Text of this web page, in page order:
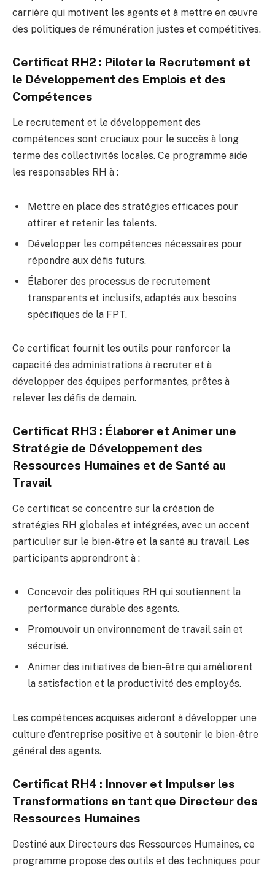
carrière qui motivent les agents et à mettre en œuvre
des politiques de rémunération justes et compétitives.
Certificat RH2 : Piloter le Recrutement et
le Développement des Emplois et des
Compétences
Le recrutement et le développement des
compétences sont cruciaux pour le succès à long
terme des collectivités locales. Ce programme aide
les responsables RH à :
Mettre en place des stratégies efficaces pour
attirer et retenir les talents.
Développer les compétences nécessaires pour
répondre aux défis futurs.
Élaborer des processus de recrutement
transparents et inclusifs, adaptés aux besoins
spécifiques de la FPT.
Ce certificat fournit les outils pour renforcer la
capacité des administrations à recruter et à
développer des équipes performantes, prêtes à
relever les défis de demain.
Certificat RH3 : Élaborer et Animer une
Stratégie de Développement des
Ressources Humaines et de Santé au
Travail
Ce certificat se concentre sur la création de
stratégies RH globales et intégrées, avec un accent
particulier sur le bien-être et la santé au travail. Les
participants apprendront à :
Concevoir des politiques RH qui soutiennent la
performance durable des agents.
Promouvoir un environnement de travail sain et
sécurisé.
Animer des initiatives de bien-être qui améliorent
la satisfaction et la productivité des employés.
Les compétences acquises aideront à développer une
culture d’entreprise positive et à soutenir le bien-être
général des agents.
Certificat RH4 : Innover et Impulser les
Transformations en tant que Directeur des
Ressources Humaines
Destiné aux Directeurs des Ressources Humaines, ce
programme propose des outils et des techniques pour